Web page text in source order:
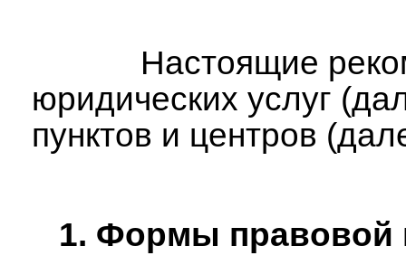
Настоящие
юридических услуг
пунктов и центров
1. Формы